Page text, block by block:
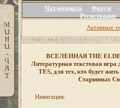
Чат-комната Форум
Регистрация
Активные
ВСЕЛЕННАЯ THE
Литературная текстовая игра
TES, для тех, кто будет
Старинных
Навигация: